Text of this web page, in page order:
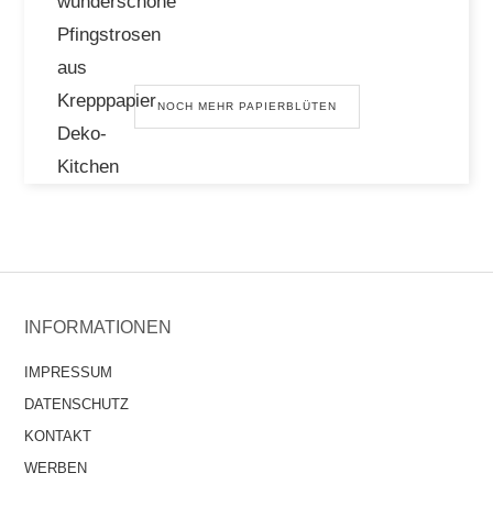
NOCH MEHR PAPIERBLÜTEN
INFORMATIONEN
IMPRESSUM
DATENSCHUTZ
KONTAKT
WERBEN